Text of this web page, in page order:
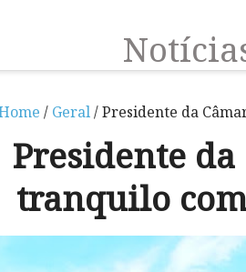
/ Geral/ Presidente da
Presidente
tranquilo